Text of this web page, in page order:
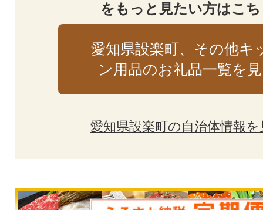
をもっと見たい方はこ
愛知県設楽町、その他キ
ン用品のお礼品一覧を
愛知県設楽町の自治体情報を